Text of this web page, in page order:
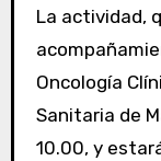
La actividad,
Oncología
Sanitaria de
10.00, y